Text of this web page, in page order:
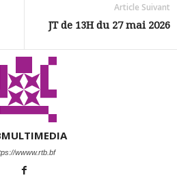
Article Suivant
JT de 13H du 27 mai 2026
wwww.rtb.bf